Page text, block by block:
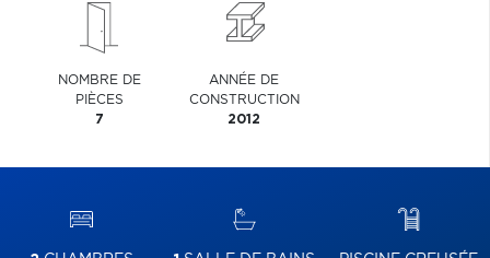
NOMBRE DE
PIÈCES
7
ANNÉE DE
CONSTRUCTION
2012